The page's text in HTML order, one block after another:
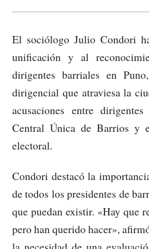
El sociólogo Julio Condori
unificación y al
dirigentes barriales en
dirigencial que atraviesa la
acusaciones entre
Central Única de Barrios y
electoral.
Condori destacó la
de todos los presidentes de
que puedan existir. «Hay que
pero han querido hacer»,